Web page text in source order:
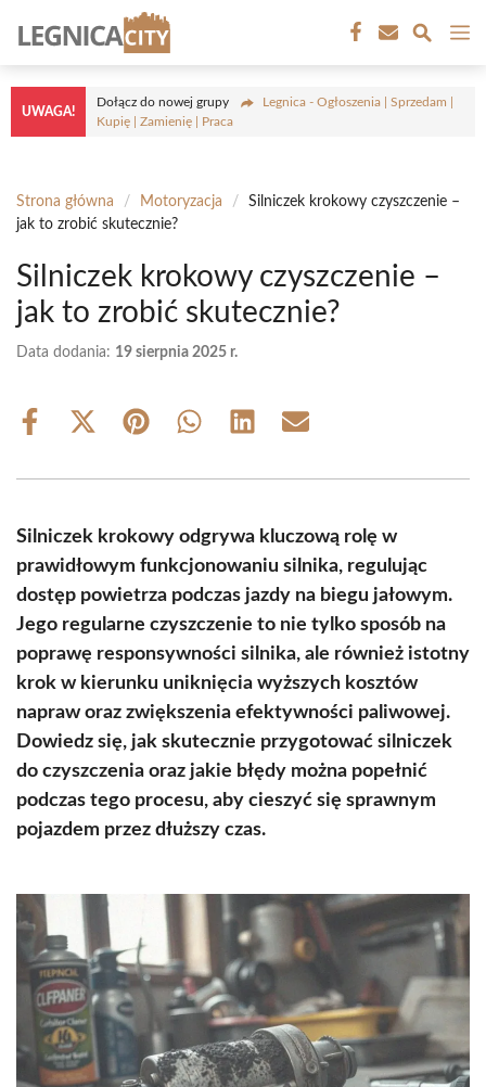
treści
UWAGA!
Dołącz do nowej grupy
Legnica - Ogłoszenia | Sprzedam |
Kupię | Zamienię | Praca
Strona główna / Motoryzacja /
Silniczek krokowy czyszczenie –
jak to zrobić skutecznie?
Silniczek krokowy czyszczenie –
jak to zrobić skutecznie?
Data dodania: 19 sierpnia 2025 r.
Share
Share
(Twitter)
Share Share Share Share
Silniczek krokowy odgrywa kluczową rolę w
prawidłowym funkcjonowaniu silnika, regulując
dostęp powietrza podczas jazdy na biegu jałowym.
Jego regularne czyszczenie to nie tylko sposób na
poprawę responsywności silnika, ale również istotny
krok w kierunku uniknięcia wyższych kosztów
napraw oraz zwiększenia efektywności paliwowej.
Dowiedz się, jak skutecznie przygotować silniczek
do czyszczenia oraz jakie błędy można popełnić
podczas tego procesu, aby cieszyć się sprawnym
pojazdem przez dłuższy czas.